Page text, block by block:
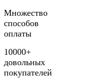
Множество
способов
оплаты
10000+
довольных
покупателей